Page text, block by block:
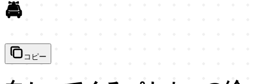
🚔
コピー